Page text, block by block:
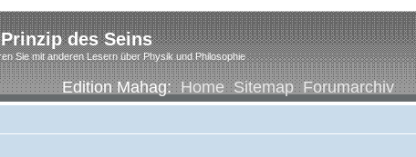
des Seins
Sie mit anderen Lesern über Physik und Philosophie
Edition Mahag:Home Sitemap Forumarchiv